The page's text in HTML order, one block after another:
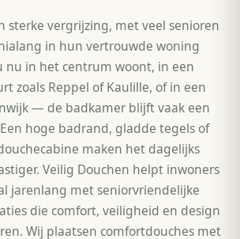
sterke vergrijzing, met veel senioren
in hun vertrouwde woning
nu in het centrum woont, in een
zoals Reppel of Kaulille, of in een
— de badkamer blijft vaak een
hoge badrand, gladde tegels of
maken het dagelijks
Veilig Douchen helpt inwoners
jarenlang met seniorvriendelijke
die comfort, veiligheid en design
Wij plaatsen comfortdouches met